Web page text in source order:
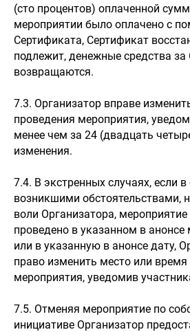
(сто процентов) оплаченной
мероприятии было оплачено с
Сертификата, Сертификат
подлежит, денежные средства за
возвращаются.
7.3. Организатор вправе
проведения мероприятия,
менее чем за 24 (двадцать
изменения.
7.4. В экстренных случаях, если
возникшими обстоятельствами,
воли Организатора,
проведено в указанном в анонсе
или в указанную в анонсе дату,
право изменить место или время
мероприятия, уведомив
7.5. Отменяя мероприятие по
инициативе Организатор